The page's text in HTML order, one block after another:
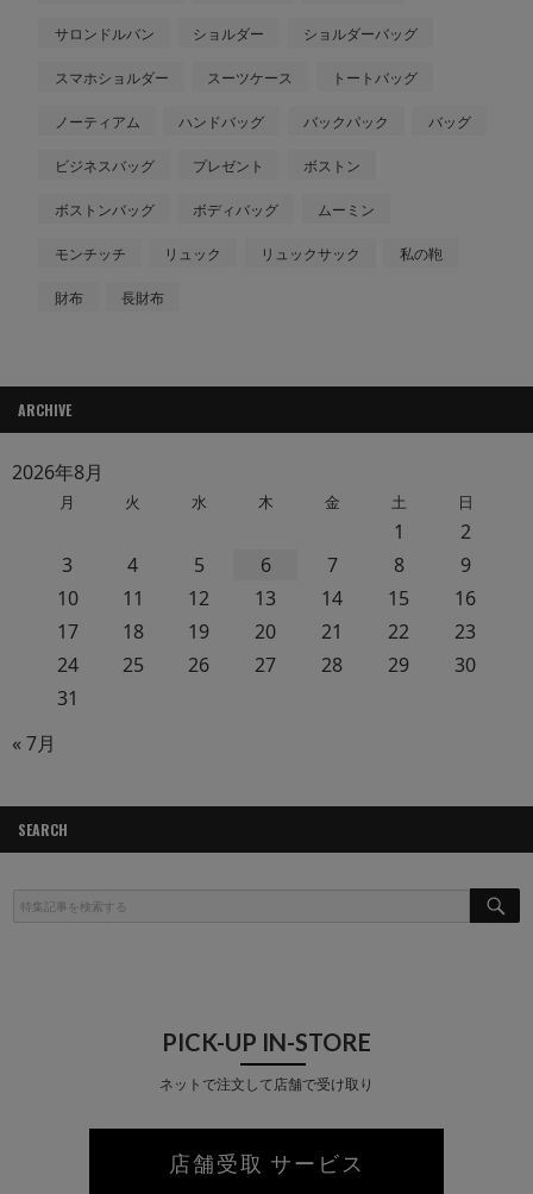
サロンドルバン ショルダー ショルダーバッグ
スマホショルダー スーツケース トートバッグ
ノーティアム ハンドバッグ バックパック バッグ
ビジネスバッグ プレゼント ボストン
ボストンバッグ ボディバッグ ムーミン
モンチッチ リュック リュックサック 私の鞄
財布 長財布
ARCHIVE
2026年8月
月 火 水 木 金 土 日
1
2
3
4 5 6 7 8
9
10
11 12 13 14 15
16
17
18 19 20 21 22
23
24
25 26 27 28 29
30
31
« 7月
SEARCH
S
PICK-UP IN-STORE
ネットで注文して店舗で受け取り
店舗受取 サービス